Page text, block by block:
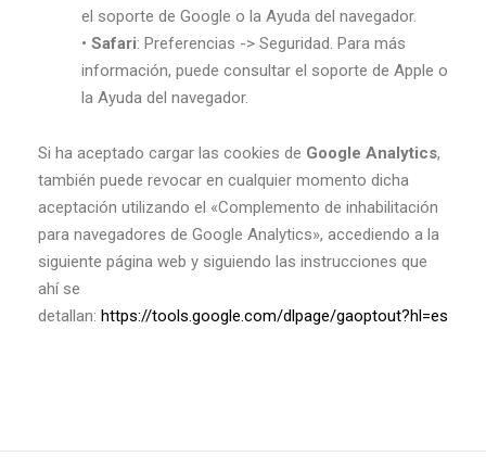
el soporte de Google o la Ayuda del navegador.
• Safari: Preferencias -> Seguridad. Para más
información, puede consultar el soporte de Apple o
la Ayuda del navegador.
Si ha aceptado cargar las cookies de Google Analytics,
también puede revocar en cualquier momento dicha
aceptación utilizando el «Complemento de inhabilitación
para navegadores de Google Analytics», accediendo a la
siguiente página web y siguiendo las instrucciones que
ahí se
detallan: https://tools.google.com/dlpage/gaoptout?hl=es